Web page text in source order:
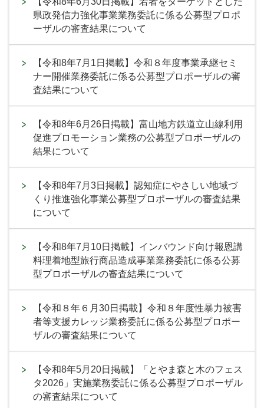
県政発信力強化事業業務委託に係る公募型プロポ
ーザルの審査結果について
【令和8年7月1日掲載】令和８年度事業承継セミ
ナー開催業務委託に係る公募型プロポーザルの審
査結果について
【令和8年6月26日掲載】富山地方鉄道立山線利用
促進プロモーション業務の公募型プロポーザルの
結果について
【令和8年7月3日掲載】認知症にやさしい地域づ
くり推進強化事業公募型プロポーザルの審査結果
について
【令和8年7月10日掲載】インバウンド向け報恩講
料理着地型旅行商品造成事業業務委託に係る公募
型プロポーザルの審査結果について
【令和８年６月30日掲載】令和８年度性暴力被害
者等支援カレッジ業務委託に係る公募型プロポー
ザルの審査結果について
【令和8年5月20日掲載】「とやま森と木のフェス
タ2026」実施業務委託に係る公募型プロポーザル
の審査結果について